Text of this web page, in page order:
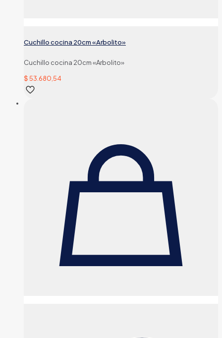
Cuchillo cocina 20cm «Arbolito»
Cuchillo cocina 20cm «Arbolito»
$53.680,54